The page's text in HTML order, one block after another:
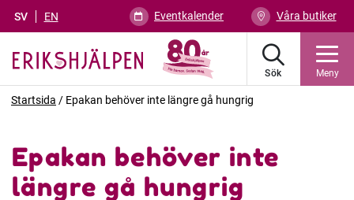
SV EN Eventkalender Våra butiker
Sök Meny
Startsida / Epakan behöver inte längre gå hungrig
Epakan behöver inte
längre gå hungrig